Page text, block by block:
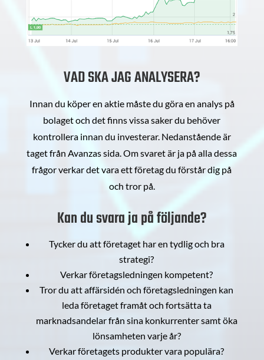
VAD SKA JAG ANALYSERA?
Innan du köper en aktie måste du göra en analys på
bolaget och det finns vissa saker du behöver
kontrollera innan du investerar. Nedanstående är
taget från Avanzas sida. Om svaret är ja på alla dessa
frågor verkar det vara ett företag du förstår dig på
och tror på.
Kan du svara ja på följande?
Tycker du att företaget har en tydlig och bra
strategi?
Verkar företagsledningen kompetent?
Tror du att affärsidén och företagsledningen kan
leda företaget framåt och fortsätta ta
marknadsandelar från sina konkurrenter samt öka
lönsamheten varje år?
Verkar företagets produkter vara populära?